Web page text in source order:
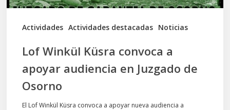
Actividades Actividades destacadas Noticias
Juzgado
Lof Winkül Küsra convoca a
apoyar audiencia en Juzgado de
Osorno
El Lof Winkül Küsra convoca a apoyar nueva audiencia a